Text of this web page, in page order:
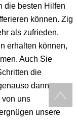
die besten Hilfen
können. Zig
als zufrieden,
erhalten können,
Auch Sie
die
dann
von uns
unsere